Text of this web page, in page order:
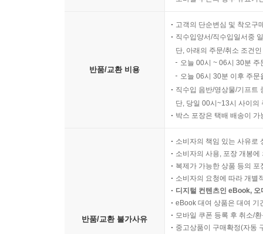
반품/교환 비용
고객의 단순변심 및 착오구
직수입양서/직수입일서중
단, 아래의 주문/취소 조건
오늘 00시 ~ 06시 30분
오늘 06시 30분 이후 주
직수입 음반/영상물/기프트
단, 당일 00시~13시 사이의
박스 포장은 택배 배송이
반품/교환 불가사유
소비자의 책임 있는 사유로
소비자의 사용, 포장 개봉
복제가 가능한 상품 등의
소비자의 요청에 따라 개별
디지털 컨텐츠인 eBook,
eBook 대여 상품은 대여 기
모바일 쿠폰 등록 후 취소/
중고상품이 구매확정(자동